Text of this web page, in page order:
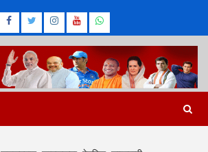
Facebook
Twitter
Instagram
Youtube
Whatsapp